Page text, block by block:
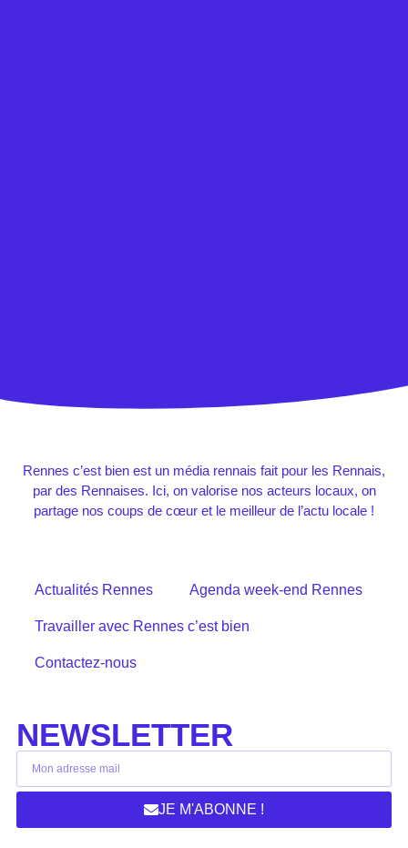
Rennes c’est bien est un média rennais fait pour les Rennais,
par des Rennaises. Ici, on valorise nos acteurs locaux, on
partage nos coups de cœur et le meilleur de l’actu locale !
Actualités Rennes Agenda week-end Rennes
Travailler avec Rennes c’est bien
Contactez-nous
NEWSLETTER
JE M'ABONNE !